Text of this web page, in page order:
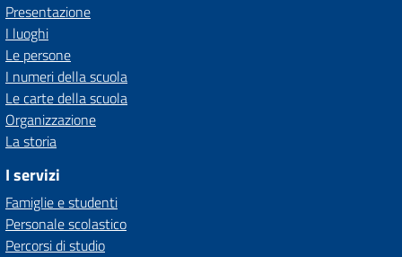
Presentazione
I luoghi
Le persone
I numeri della scuola
Le carte della scuola
Organizzazione
La storia
I servizi
Famiglie e studenti
Personale scolastico
Percorsi di studio